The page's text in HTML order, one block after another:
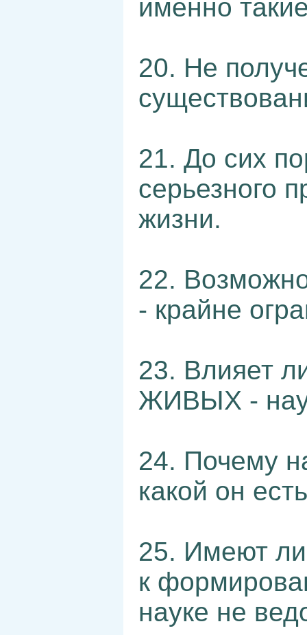
именно
20. Не
21. До сих
серьезного
жизни.
22.
- крайне
23. Влияет
ЖИВЫХ -
24. Почему
какой он
25. Имеют
к
науке не